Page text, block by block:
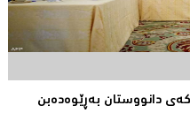
دانووستان به‌ڕێوه‌ده‌بن